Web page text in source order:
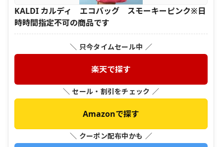
KALDI カルディ エコバッグ スモーキーピンク※日
時時間指定不可の商品です
＼ 只今タイムセール中 ／
楽天で探す
＼ セール・割引をチェック ／
Amazonで探す
＼ クーポン配布中かも ／